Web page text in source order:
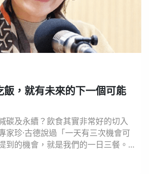
飯，就有未來的下一個可能
碳及永續？飲食其實非常好的切入
家珍·古德說過「一天有三次機會可
到的機會，就是我們的一日三餐。
困難、有機很昂貴，是許多人對於永
農業部「食農教育推動會」委員林如